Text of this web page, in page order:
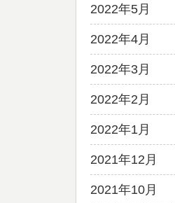
2022年5月
2022年4月
2022年3月
2022年2月
2022年1月
2021年12月
2021年10月